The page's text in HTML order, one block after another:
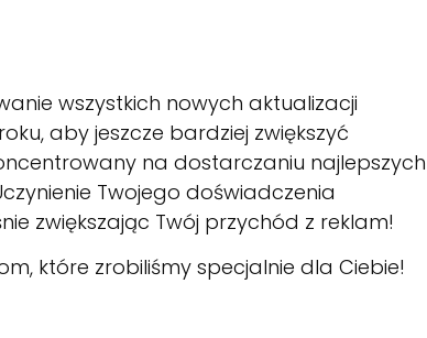
wszystkich nowych aktualizacji
aby jeszcze bardziej zwiększyć
na dostarczaniu najlepszych
Twojego doświadczenia
zwiększając Twój przychód z reklam!
które zrobiliśmy specjalnie dla Ciebie!